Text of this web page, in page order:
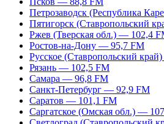
Петрозаводск (Республика
Пятигорск (Ставропольский
Ржев (Тверская обл.) — 102,4
Ростов-на-Дону — 95,7 FM
Русское (Ставропольский
Рязань — 102,5 FM
Самара — 96,8 FM
Санкт-Петербург — 92,9 FM
Саратов — 101,1 FM
Саргатское (Омская обл.) —